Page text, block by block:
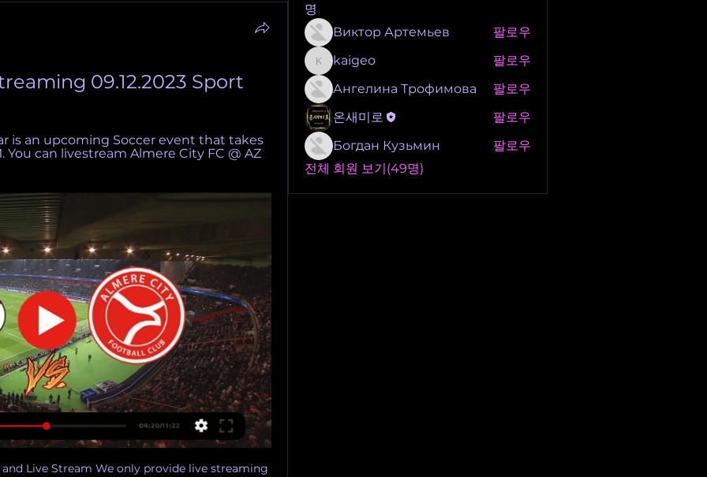
09.12.2023 Sport
is an upcoming Soccer event that takes
You can livestream Almere City FC @ AZ
Live Stream We only provide live streaming
명
Виктор Артемьев
팔로우
kaigeo
kaigeo
팔로우
Ангелина Трофимова
팔로우
온새미로
팔로우
Богдан Кузьмин
팔로우
전체 회원 보기(49명)